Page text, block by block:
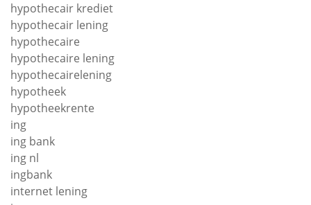
hypothecair krediet
hypothecair lening
hypothecaire
hypothecaire lening
hypothecairelening
hypotheek
hypotheekrente
ing
ing bank
ing nl
ingbank
internet lening